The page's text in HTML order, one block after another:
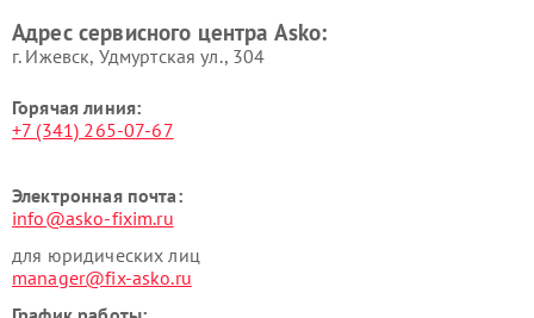
Asko
Адрес сервисного центра Asko:
г. Ижевск, Удмуртская ул., 304
Горячая линия:
+7 (341) 265-07-67
Электронная почта:
info@asko-fixim.ru
для юридических лиц
manager@fix-asko.ru